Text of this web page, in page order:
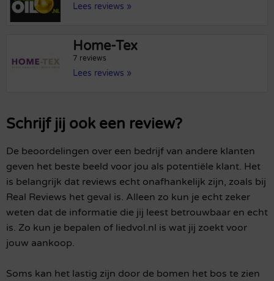
Lees reviews »
Home-Tex
7 reviews
Lees reviews »
Schrijf jij ook een review?
De beoordelingen over een bedrijf van andere klanten
geven het beste beeld voor jou als potentiële klant. Het
is belangrijk dat reviews echt onafhankelijk zijn, zoals bij
Real Reviews het geval is. Alleen zo kun je echt zeker
weten dat de informatie die jij leest betrouwbaar en echt
is. Zo kun je bepalen of liedvol.nl is wat jij zoekt voor
jouw aankoop.
Soms kan het lastig zijn door de bomen het bos te zien